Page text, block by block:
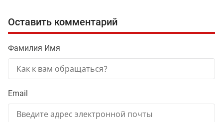
Оставить комментарий
Фамилия Имя
Email